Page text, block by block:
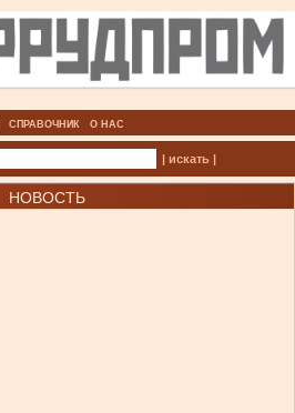
СПРАВОЧНИК О НАС
| искать |
НОВОСТЬ